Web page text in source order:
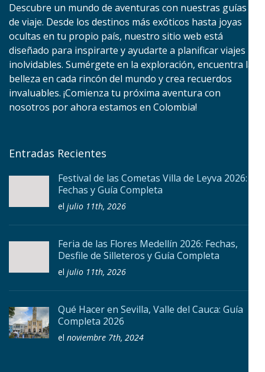
Descubre un mundo de aventuras con nuestras guías
de viaje. Desde los destinos más exóticos hasta joyas
ocultas en tu propio país, nuestro sitio web está
diseñado para inspirarte y ayudarte a planificar viajes
inolvidables. Sumérgete en la exploración, encuentra la
belleza en cada rincón del mundo y crea recuerdos
invaluables. ¡Comienza tu próxima aventura con
nosotros por ahora estamos en Colombia!
Entradas Recientes
Festival de las Cometas Villa de Leyva 2026:
Fechas y Guía Completa
el julio 11th, 2026
Feria de las Flores Medellín 2026: Fechas,
Desfile de Silleteros y Guía Completa
el julio 11th, 2026
Qué Hacer en Sevilla, Valle del Cauca: Guía
Completa 2026
el noviembre 7th, 2024